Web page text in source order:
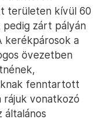
területen kívül 60
pedig zárt pályán
kerékpárosok a
övezetben
fenntartott
rájuk vonatkozó
általános